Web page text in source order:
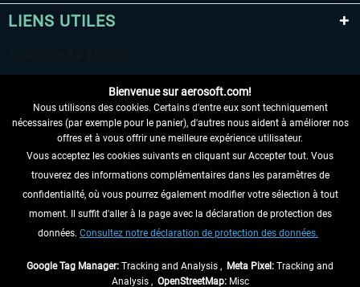
LIENS UTILES
RENONCER AU CONTRAT ICI
INFORMATIONS
NE MANQUEZ PAS LES DERNIÈRES
Bienvenue sur aerosoft.com!
Nous utilisons des cookies. Certains d'entre eux sont techniquement
nécessaires (par exemple pour le panier), d'autres nous aident à améliorer nos
offres et à vous offrir une meilleure expérience utilisateur.
Vous acceptez les cookies suivants en cliquant sur Accepter tout. Vous
trouverez des informations complémentaires dans les paramètres de
confidentialité, où vous pourrez également modifier votre sélection à tout
moment. Il suffit d'aller à la page avec la déclaration de protection des
données. Consultez notre déclaration de protection des données.
Google Tag Manager: Tracking and Analysis , Meta Pixel: Tracking and
Analysis , OpenStreetMap:Misc